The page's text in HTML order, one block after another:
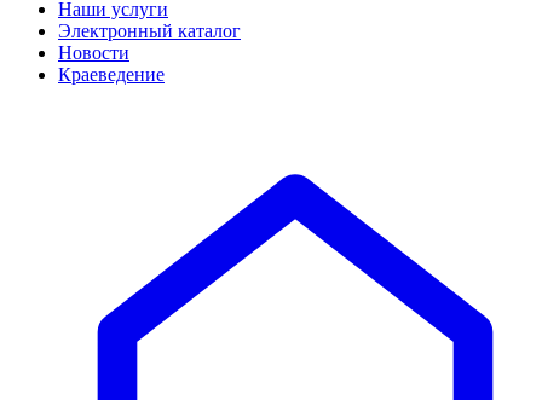
Наши услуги
Электронный каталог
Новости
Краеведение